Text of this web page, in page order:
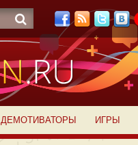
ДЕМОТИВАТОРЫ ИГРЫ